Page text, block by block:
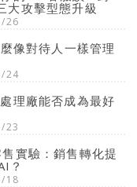
攻擊型態升級
26
像對待人一樣管理
24
理廠能否成為最好
23
實驗：銷售轉化提
？
18